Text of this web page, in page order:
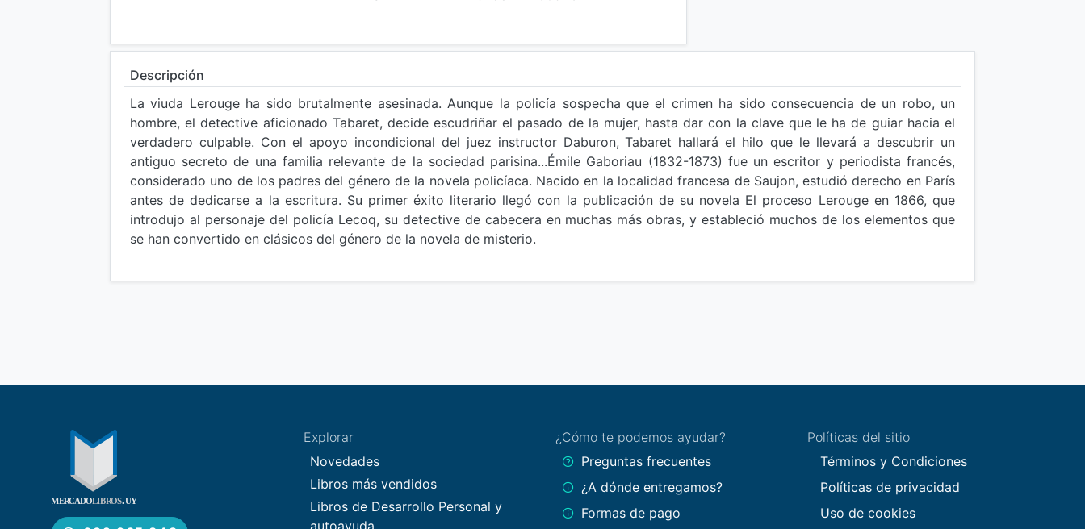
Descripción
La viuda Lerouge ha sido brutalmente asesinada. Aunque la policía sospecha que el crimen ha sido consecuencia de un robo, un
hombre, el detective aficionado Tabaret, decide escudriñar el pasado de la mujer, hasta dar con la clave que le ha de guiar hacia el
verdadero culpable. Con el apoyo incondicional del juez instructor Daburon, Tabaret hallará el hilo que le llevará a descubrir un
antiguo secreto de una familia relevante de la sociedad parisina...Émile Gaboriau (1832-1873) fue un escritor y periodista francés,
considerado uno de los padres del género de la novela policíaca. Nacido en la localidad francesa de Saujon, estudió derecho en París
antes de dedicarse a la escritura. Su primer éxito literario llegó con la publicación de su novela El proceso Lerouge en 1866, que
introdujo al personaje del policía Lecoq, su detective de cabecera en muchas más obras, y estableció muchos de los elementos que
se han convertido en clásicos del género de la novela de misterio.
Explorar
Novedades
Libros más vendidos
Libros de Desarrollo Personal y
¿Cómo te podemos ayudar?
Preguntas frecuentes
¿A dónde entregamos?
Formas de pago
Políticas del sitio
Términos y Condiciones
Políticas de privacidad
Uso de cookies